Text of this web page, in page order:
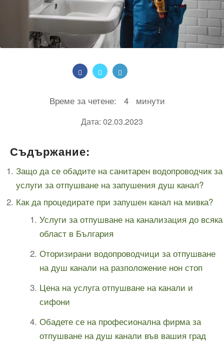
Време за четене: 4 минути
Дата: 02.03.2023
Съдържание:
Защо да се обадите на санитарен водопроводчик за
услуги за отпушване на запушения душ канал?
Как да процедирате при запушен канал на мивка?
Услуги за отпушване на канализация до всяка
област в България
Оторизирани водопроводчици за отпушване
на душ канали на разположение нон стоп
Цена на услуга отпушване на канали и
сифони
Обадете се на професионална фирма за
отпушване на душ канали във вашия град